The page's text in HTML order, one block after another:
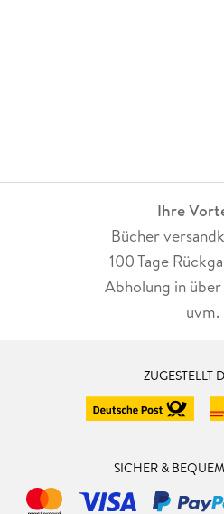
Ihre
Bücher
100 Tage
Abholung in
uvm.
ZUGESTELLT
SICHER &